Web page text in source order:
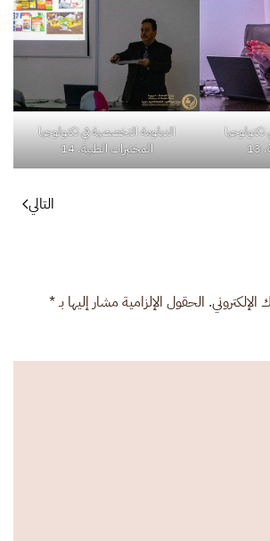
الدبلومة التخصصية في تكنولوجيا
المختبرات الطبية. 14
التالي
الحقول الإلزامية مشار إليها بـ*